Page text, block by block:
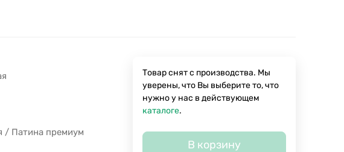
/ Патина премиум
Товар снят с производства. Мы
уверены, что Вы выберите то, что
нужно у нас в действующем
каталоге.
В корзину